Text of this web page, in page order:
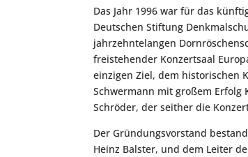
Das Jahr 1996 war für das
Deutschen Stiftung
jahrzehntelangen
freistehender Konzertsaal
einzigen Ziel, dem historischen
Schwermann mit großem
Schröder, der seither die
Der Gründungsvorstand
Heinz Balster, und dem Leiter